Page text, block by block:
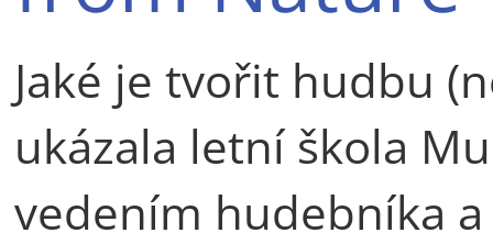
Jaké je tvořit hudbu
ukázala letní škola
vedením hudebníka